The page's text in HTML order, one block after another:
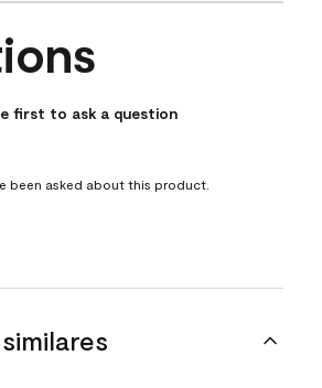
been asked about this product.
first to ask a question
been asked about this product.